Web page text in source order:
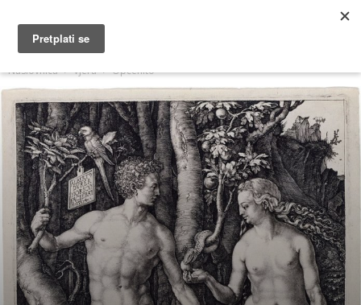
MUŽEVNI BUDITE
Naslovnica Vjera Općenito